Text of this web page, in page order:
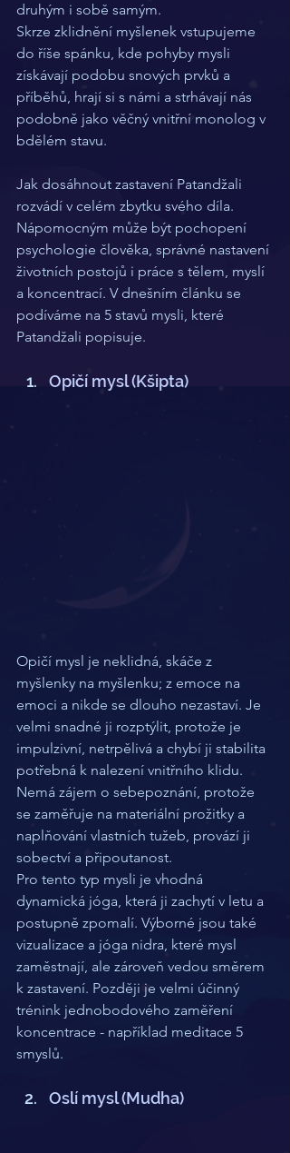
druhým i sobě samým.
Skrze zklidnění myšlenek vstupujeme
do říše spánku, kde pohyby mysli
získávají podobu snových prvků a
příběhů, hrají si s námi a strhávají nás
podobně jako věčný vnitřní monolog v
bdělém stavu.
Jak dosáhnout zastavení Patandžali
rozvádí v celém zbytku svého díla.
Nápomocným může být pochopení
psychologie člověka, správné nastavení
životních postojů i práce s tělem, myslí
a koncentrací. V dnešním článku se
podíváme na 5 stavů mysli, které
Patandžali popisuje.
Opičí mysl (Kšipta)
Opičí mysl je neklidná, skáče z
myšlenky na myšlenku; z emoce na
emoci a nikde se dlouho nezastaví. Je
velmi snadné ji rozptýlit, protože je
impulzivní, netrpělivá a chybí ji stabilita
potřebná k nalezení vnitřního klidu.
Nemá zájem o sebepoznání, protože
se zaměřuje na materiální prožitky a
naplňování vlastních tužeb, provází ji
sobectví a připoutanost.
Pro tento typ mysli je vhodná
dynamická jóga, která ji zachytí v letu a
postupně zpomalí. Výborné jsou také
vizualizace a jóga nidra, které mysl
zaměstnají, ale zároveň vedou směrem
k zastavení. Později je velmi účinný
trénink jednobodového zaměření
koncentrace - například meditace 5
smyslů.
Oslí mysl (Mudha)